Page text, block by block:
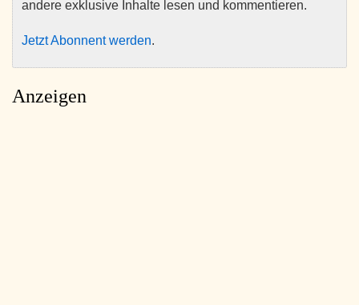
andere exklusive Inhalte lesen und kommentieren.
Jetzt Abonnent werden.
Anzeigen